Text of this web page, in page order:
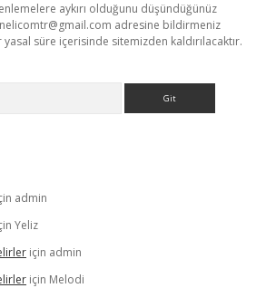
aykırı olduğunu düşündüğünüz
adresine bildirmeniz
süre içerisinde sitemizden kaldırılacaktır.
admin
Yeliz
için admin
için Melodi